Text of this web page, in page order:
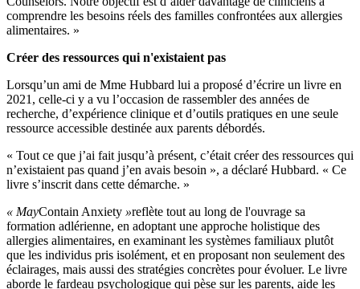
comprendre les besoins réels des familles confrontées aux allergies
alimentaires. »
Créer des ressources qui n'existaient pas
Lorsqu’un ami de Mme Hubbard lui a proposé d’écrire un livre en
2021, celle-ci y a vu l’occasion de rassembler des années de
recherche, d’expérience clinique et d’outils pratiques en une seule
ressource accessible destinée aux parents débordés.
« Tout ce que j’ai fait jusqu’à présent, c’était créer des ressources qui
n’existaient pas quand j’en avais besoin », a déclaré Hubbard. « Ce
livre s’inscrit dans cette démarche. »
« MayContain Anxiety »reflète tout au long de l'ouvrage sa
formation adlérienne, en adoptant une approche holistique des
allergies alimentaires, en examinant les systèmes familiaux plutôt
que les individus pris isolément, et en proposant non seulement des
éclairages, mais aussi des stratégies concrètes pour évoluer. Le livre
aborde le fardeau psychologique qui pèse sur les parents, aide les